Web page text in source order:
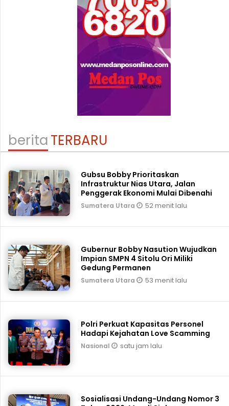
beritaTERBARU
Gubsu Bobby Prioritaskan
Infrastruktur Nias Utara, Jalan
Penggerak Ekonomi Mulai Dibenahi
Sumatera Utara 52 menit lalu
Gubernur Bobby Nasution Wujudkan
Impian SMPN 4 Sitolu Ori Miliki
Gedung Permanen
Sumatera Utara 53 menit lalu
Polri Perkuat Kapasitas Personel
Hadapi Kejahatan Love Scamming
Nasional satu jam lalu
Sosialisasi Undang-Undang Nomor 3